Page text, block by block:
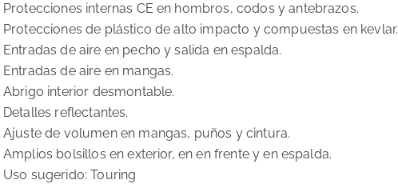
Protecciones internas CE en hombros, codos y antebrazos.
Protecciones de plástico de alto impacto y compuestas en kevlar.
Entradas de aire en pecho y salida en espalda.
Entradas de aire en mangas.
Abrigo interior desmontable.
Detalles reflectantes.
Ajuste de volumen en mangas, puños y cintura.
Amplios bolsillos en exterior, en en frente y en espalda.
Uso sugerido: Touring